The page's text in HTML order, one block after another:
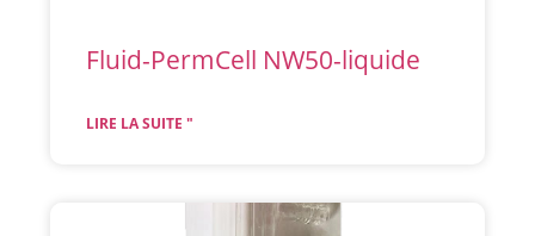
Fluid-PermCell NW50-liquide
LIRE LA SUITE "